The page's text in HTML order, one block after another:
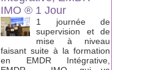
IMO ® 1 Jour
1 journée de
supervision et de
mise à niveau
faisant suite à la formation
en EMDR Intégrative,